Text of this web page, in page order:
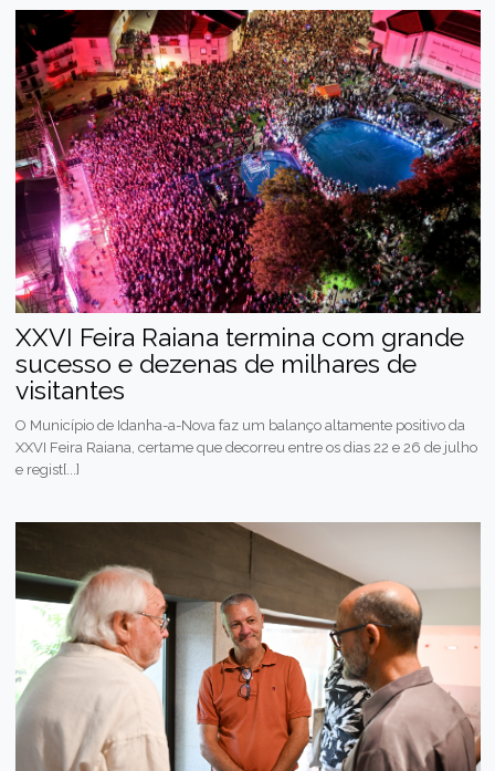
XXVI Feira Raiana termina com grande
sucesso e dezenas de milhares de
visitantes
O Município de Idanha-a-Nova faz um balanço altamente positivo da
XXVI Feira Raiana, certame que decorreu entre os dias 22 e 26 de julho
e regist[...]